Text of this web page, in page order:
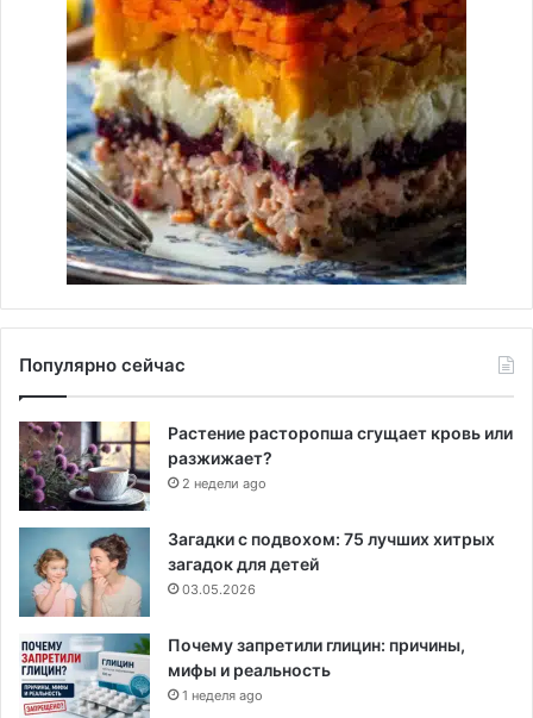
Популярно сейчас
Растение расторопша сгущает кровь или
разжижает?
2 недели ago
Загадки с подвохом: 75 лучших хитрых
загадок для детей
03.05.2026
Почему запретили глицин: причины,
мифы и реальность
1 неделя ago